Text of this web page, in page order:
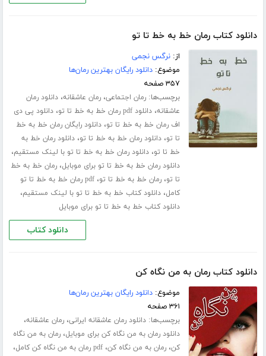
دانلود کتاب رمان خط به خط تا تو
از:نرگس نجمی
موضوع:دانلود رایگان بهترین رمان‌ها
۳۵۷ صفحه
برچسب‌ها:رمان اجتماعی،رمان عاشقانه،دانلود رمان
عاشقانه،دانلود pdf رمان خط به خط تا تو ،دانلود پی دی
اف رمان خط به خط تا تو،دانلود رایگان رمان خط به خط
تا تو،دانلود رمان خط به خط تا تو،دانلود رمان خط به
خط تا تو،دانلود رمان خط به خط تا تو با لینک مستقیم،
دانلود رمان خط به خط تا تو برای موبایل،رمان خط به خط
تا تو،رمان خط به خط تا تو،
pdf رمان خط به خط تا تو
کامل،دانلود کتاب خط به خط تا تو با لینک مستقیم،
دانلود کتاب خط به خط تا تو برای موبایل
دانلود کتاب
دانلود کتاب رمان به من نگاه کن
موضوع:دانلود رایگان بهترین رمان‌ها
۳۶۱ صفحه
برچسب‌ها:دانلود رمان عاشقانه ایرانی،رمان عاشقانه،
دانلود رمان به من نگاه کن برای موبایل،رمان به من نگاه
کن،رمان به من نگاه کن،pdf رمان به من نگاه کن کامل
،